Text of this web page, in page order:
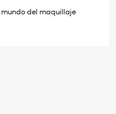
mundo del maquillaje